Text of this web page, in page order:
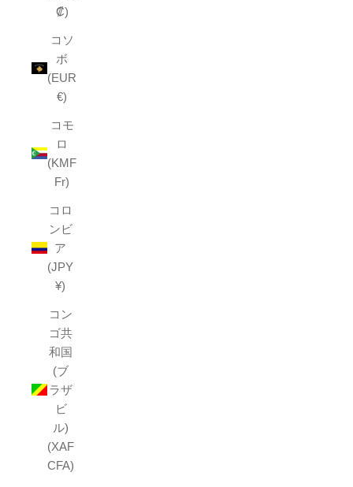
₡)
コソ
ボ
(EUR
€)
コモ
ロ
(KMF
Fr)
コロ
ンビ
ア
(JPY
¥)
コン
ゴ共
和国
(ブ
ラザ
ビ
ル)
(XAF
CFA)